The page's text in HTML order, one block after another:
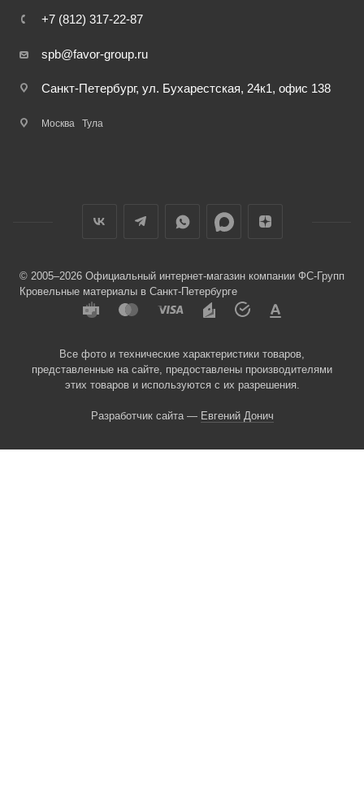
+7 (812) 317-22-87
spb@favor-group.ru
Санкт-Петербург, ул. Бухарестская, 24к1, офис 138
Москва Тула
© 2005–2026 Официальный интернет-магазин компании ФС-Групп
Кровельные материалы в Санкт-Петербурге
Все фото и технические характеристики товаров,
представленные на сайте, предоставлены производителями
этих товаров и используются с их разрешения.
Разработчик сайта — Евгений Донич